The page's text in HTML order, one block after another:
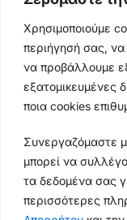
Χρησιμοποιούμε
περιήγησή σας, να
να προβάλλουμε
εξατομικευμένες
ποια cookies
Συνεργαζόμαστε
μπορεί να
τα δεδομένα σας
περισσότερες
Ωράρια &
210
Κεντρικό τηλέφωνο
info@thikishop.gr
Δευ - Σάβ: 10:00 -
ΔΩΡΕΑΝ ΑΠΟΣΤΟΛΗ
για παραγγελίες